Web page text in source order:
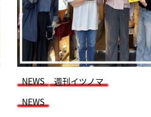
NEWS
週刊イツノマ
NEWS